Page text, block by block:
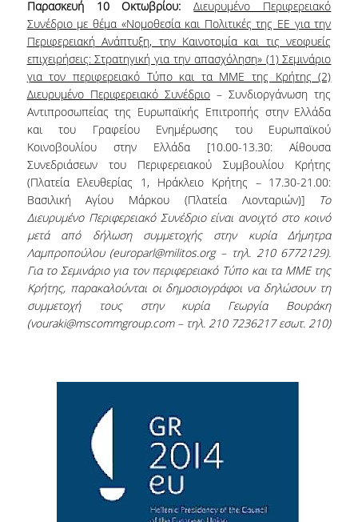
Παρασκευή 10 Οκτωβρίου:
Διευρυμένο Περιφερειακό
Συνέδριο με θέμα «Νομοθεσία και Πολιτικές της ΕΕ για την
Περιφερειακή Ανάπτυξη, την Καινοτομία και τις νεοφυείς
επιχειρήσεις: Στρατηγική για την απασχόληση» (1) Σεμινάριο
για τον περιφερειακό Τύπο και τα ΜΜΕ της Κρήτης (2)
Διευρυμένο Περιφερειακό Συνέδριο– Συνδιοργάνωση της
Αντιπροσωπείας της Ευρωπαϊκής Επιτροπής στην Ελλάδα
και του Γραφείου Ενημέρωσης του Ευρωπαϊκού
Κοινοβουλίου στην Ελλάδα [10.00-13.30: Αίθουσα
Συνεδριάσεων του Περιφερειακού Συμβουλίου Κρήτης
(Πλατεία Ελευθερίας 1, Ηράκλειο Κρήτης – 17.30-21.00:
Βασιλική Αγίου Μάρκου (Πλατεία Λιονταριών)] Το
Διευρυμένο Περιφερειακό Συνέδριο είναι ανοιχτό στο κοινό
μετά από δήλωση συμμετοχής στην κυρία Δήμητρα
Λαμπροπούλου (europarl@militos.org – τηλ. 210 6772129).
Για το Σεμινάριο για τον περιφερειακό Τύπο και τα ΜΜΕ της
Κρήτης, παρακαλούνται οι δημοσιογράφοι να δηλώσουν τη
συμμετοχή τους στην κυρία Γεωργία Βουράκη
(vouraki@mscommgroup.com – τηλ. 210 7236217 εσωτ. 210)